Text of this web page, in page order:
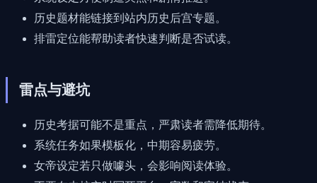
历史题材能链接到站内历史后宫专题。
排雷定位能帮助读者快速判断是否试读。
雷点与避坑
历史考据可能不是重点，严肃读者需降低期待。
系统任务如果模板化，中期容易疲劳。
女帝设定若只做噱头，会影响阅读体验。